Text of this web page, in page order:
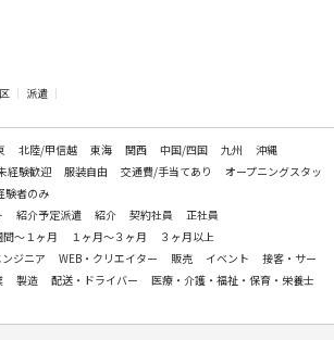
派遣
北陸/甲信越 東海 関西 中国/四国 九州
沖縄
経験歓迎 服装自由 交通費/手当てあり
オープニングスタッ
験者のみ
紹介予定派遣 紹介 契約社員
正社員
間～１ヶ月 １ヶ月～３ヶ月
３ヶ月以上
ジニア WEB・クリエイター 販売 イベント
接客・サー
製造 配送・ドライバー
医療・介護・福祉・保育・栄養士